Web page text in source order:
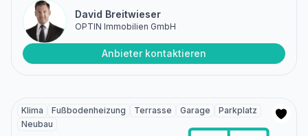
David Breitwieser
OPTIN Immobilien GmbH
Anbieter kontaktieren
Klima Fußbodenheizung Terrasse Garage
Parkplatz
Neubau